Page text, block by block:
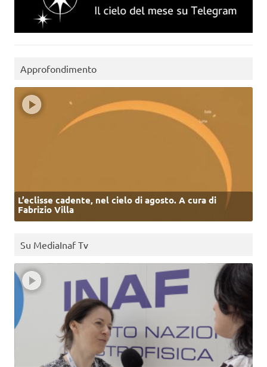
Approfondimento
L’eclisse cadente, nel cielo di agosto. A cura di
Fabrizio Villa
Su MediaInaf Tv